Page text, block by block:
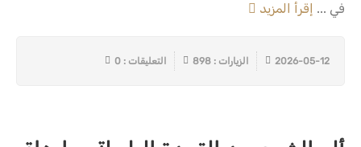
في ... إقرأ المزيد
2026-05-12 الزيارات : 898 التعليقات : 0